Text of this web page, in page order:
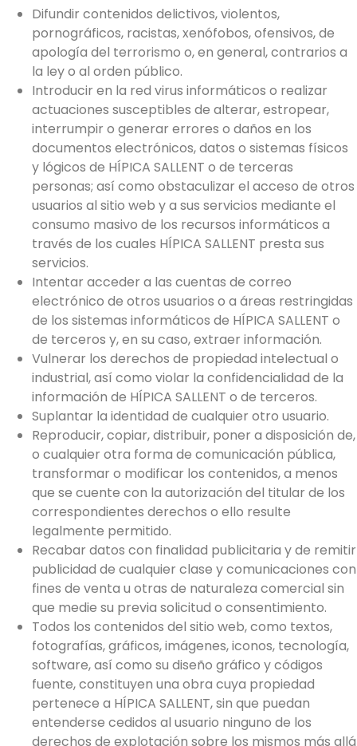
Difundir contenidos delictivos, violentos,
pornográficos, racistas, xenófobos, ofensivos, de
apología del terrorismo o, en general, contrarios a
la ley o al orden público.
Introducir en la red virus informáticos o realizar
actuaciones susceptibles de alterar, estropear,
interrumpir o generar errores o daños en los
documentos electrónicos, datos o sistemas físicos
y lógicos de HÍPICA SALLENT o de terceras
personas; así como obstaculizar el acceso de otros
usuarios al sitio web y a sus servicios mediante el
consumo masivo de los recursos informáticos a
través de los cuales HÍPICA SALLENT presta sus
servicios.
Intentar acceder a las cuentas de correo
electrónico de otros usuarios o a áreas restringidas
de los sistemas informáticos de HÍPICA SALLENT o
de terceros y, en su caso, extraer información.
Vulnerar los derechos de propiedad intelectual o
industrial, así como violar la confidencialidad de la
información de HÍPICA SALLENT o de terceros.
Suplantar la identidad de cualquier otro usuario.
Reproducir, copiar, distribuir, poner a disposición de,
o cualquier otra forma de comunicación pública,
transformar o modificar los contenidos, a menos
que se cuente con la autorización del titular de los
correspondientes derechos o ello resulte
legalmente permitido.
Recabar datos con finalidad publicitaria y de remitir
publicidad de cualquier clase y comunicaciones con
fines de venta u otras de naturaleza comercial sin
que medie su previa solicitud o consentimiento.
Todos los contenidos del sitio web, como textos,
fotografías, gráficos, imágenes, iconos, tecnología,
software, así como su diseño gráfico y códigos
fuente, constituyen una obra cuya propiedad
pertenece a HÍPICA SALLENT, sin que puedan
entenderse cedidos al usuario ninguno de los
derechos de explotación sobre los mismos más allá